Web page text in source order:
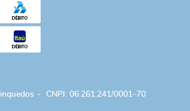
CNPJ: 06.261.241/0001-70